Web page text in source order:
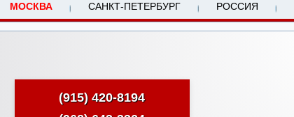
МОСКВА САНКТ-ПЕТЕРБУРГ РОССИЯ
(915) 420-8194